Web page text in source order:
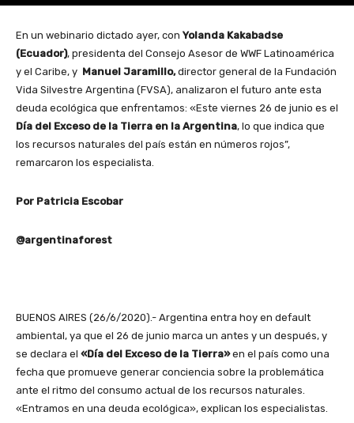
En un webinario dictado ayer, con Yolanda Kakabadse
(Ecuador), presidenta del Consejo Asesor de WWF Latinoamérica
y el Caribe, y Manuel Jaramillo,director general de la Fundación
Vida Silvestre Argentina (FVSA), analizaron el futuro ante esta
deuda ecológica que enfrentamos: «Este viernes 26 de junio es el
Día del Exceso de la Tierra en la Argentina, lo que indica que
los recursos naturales del país están en números rojos”,
remarcaron los especialista.
Por Patricia Escobar
@argentinaforest
BUENOS AIRES (26/6/2020).- Argentina entra hoy en default
ambiental, ya que el 26 de junio marca un antes y un después, y
se declara el «Día del Exceso de la Tierra»en el país como una
fecha que promueve generar conciencia sobre la problemática
ante el ritmo del consumo actual de los recursos naturales.
«Entramos en una deuda ecológica», explican los especialistas.